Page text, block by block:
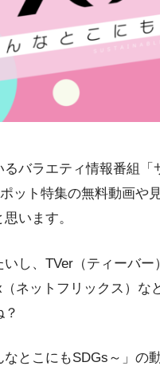
バラエティ情報番組「
ット特集の無料動画や
います。
し、TVer（ティーバ
ネットフリックス）な
とこにもSDGs～」の